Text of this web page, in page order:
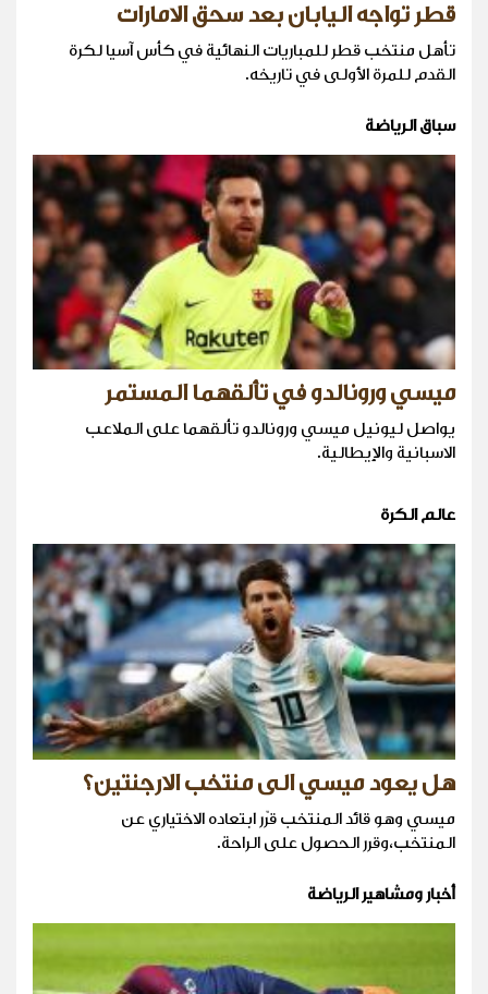
قطر تواجه اليابان بعد سحق الامارات
تأهل منتخب قطر للمباريات النهائية في كأس آسيا لكرة
القدم للمرة الأولى في تاريخه.
سباق الرياضة
ميسي ورونالدو في تألقهما المستمر
يواصل ليونيل ميسي ورونالدو تألقهما على الملاعب
الاسبانية والإيطالية.
عالم الكرة
هل يعود ميسي الى منتخب الارجنتين؟
ميسي وهو قائد المنتخب قرّر ابتعاده الاختياري عن
المنتخب،وقرر الحصول على الراحة.
أخبار ومشاهير الرياضة